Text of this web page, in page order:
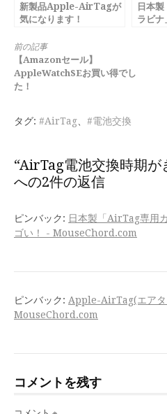
新製品Apple-AirTagが
気になります！
日本
ラビナ
続
き
読
む
前の記事
【Amazonセール】
AppleWatchSEお買い得でし
た！
タグ: #AirTag #電池交換
“AirTag電池交換時期が
への2件の返信
ピンバック: 日本製「AirTag専用
ゴい！ - MouseChord.com
ピンバック: Apple-AirTag(エア
MouseChord.com
コメントを残す